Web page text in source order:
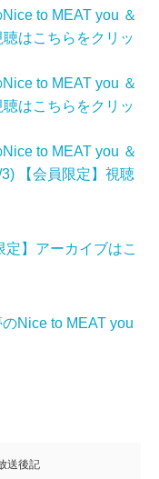
to MEAT you ＆
はこちらをクリッ
to MEAT you ＆
はこちらをクリッ
to MEAT you ＆
【会員限定】視聴
】アーカイブはこ
Nice to MEAT you
送後記